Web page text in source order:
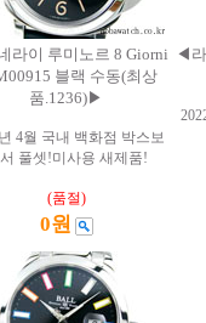
라이 루미노르 8 Giorni
블랙 수동(최상
품.1236)▶
4월 국내 백화점 박스보
풀셋!미사용 새제품!
(품절)
0원
◀라